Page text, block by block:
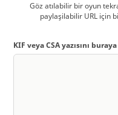
Göz atılabilir bir oyun
paylaşilabilir URL için
KIF veya CSA yazısını buraya